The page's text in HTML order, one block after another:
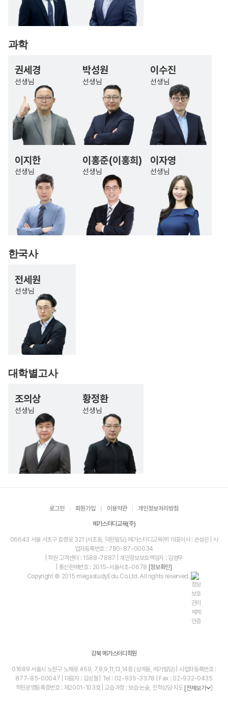
과학
권세경
선생님
박성원
선생님
이수진
선생님
이지한
선생님
이홍준(이홍희)
선생님
이자영
선생님
한국사
전세원
선생님
대학별고사
조의상
선생님
황정환
선생님
로그인 회원가입 이용약관 개인정보처리방침
메가스터디교육(주)
06643 서울 서초구 효령로 321 (서초동, 덕원빌딩) 메가스터디교육㈜ 대표이사 : 손성은 | 사
업자등록번호 : 780-87-00034
| 학원 고객센터 : 1588-7887 | 개인정보보호책임자 : 김영무
| 통신판매번호 : 2015-서울서초-0678 [정보확인]
Copyright © 2015 megastudyEdu.Co.Ltd. All rights reserved.
강북 메가스터디학원
01689 서울시 노원구 노해로 459, 7,8,9,11,13,14층 (상계동, 메가빌딩) | 사업자등록번호 :
877-85-00047 | 대표자 : 김성철 | Tel : 02-935-3378 | Fax : 02-932-0435
학원운영등록증번호 : 제2001-103호 | 교습과정 : 보습·논술, 진학상담·지도[전체보기 ]